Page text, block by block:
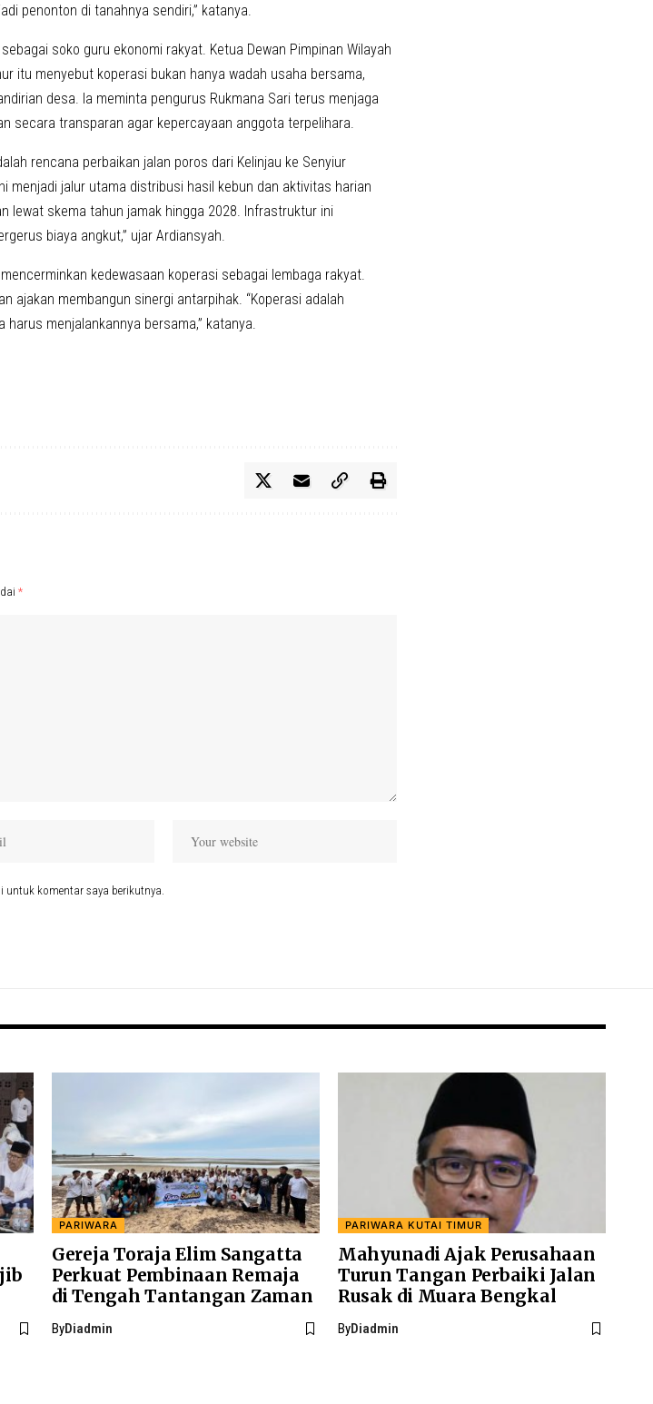
penonton di tanahnya sendiri,” katanya.
soko guru ekonomi rakyat. Ketua Dewan Pimpinan Wilayah
itu menyebut koperasi bukan hanya wadah usaha bersama,
desa. Ia meminta pengurus Rukmana Sari terus menjaga
secara transparan agar kepercayaan anggota terpelihara.
rencana perbaikan jalan poros dari Kelinjau ke Senyiur
menjadi jalur utama distribusi hasil kebun dan aktivitas harian
lewat skema tahun jamak hingga 2028. Infrastruktur ini
biaya angkut,” ujar Ardiansyah.
kedewasaan koperasi sebagai lembaga rakyat.
ajakan membangun sinergi antarpihak. “Koperasi adalah
menjalankannya bersama,” katanya.
*
untuk komentar saya berikutnya.
PARIWARA
Gereja Toraja Elim Sangatta
Perkuat Pembinaan Remaja
di Tengah Tantangan Zaman
ByDiadmin
PARIWARA KUTAI TIMUR
Mahyunadi Ajak Perusahaan
Turun Tangan Perbaiki Jalan
Rusak di Muara Bengkal
ByDiadmin